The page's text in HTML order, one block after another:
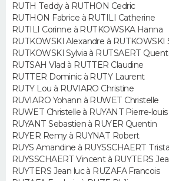
RUTH Teddy à RUTHON Cedric
RUTHON Fabrice à RUTILI Catherine
RUTILI Corinne à RUTKOWSKA Hanna
RUTKOWSKI Alexandre à RUTKOWSKI
RUTKOWSKI Sylvia à RUTSAERT
RUTSAH Vlad à RUTTER Claudine
RUTTER Dominic à RUTY Laurent
RUTY Lou à RUVIARO Christine
RUVIARO Yohann à RUWET Christelle
RUWET Christelle à RUYANT Pierre-louis
RUYANT Sebastien à RUYER Quentin
RUYER Remy à RUYNAT Robert
RUYS Amandine à RUYSSCHAERT
RUYSSCHAERT Vincent à RUYTERS
RUYTERS Jean luc à RUZAFA Francois